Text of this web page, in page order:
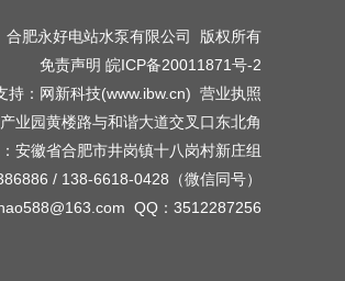
合肥永好电站水泵有限公司 版权所有
免责声明 皖ICP备20011871号-2
持 ： 网新科技(www.ibw.cn) 营业执照
业园黄楼路与和谐大道交叉口东北角
安徽省合肥市井岗镇十八岗村新庄组
/ 138-6618-0428（微信同号）
QQ：3512287256